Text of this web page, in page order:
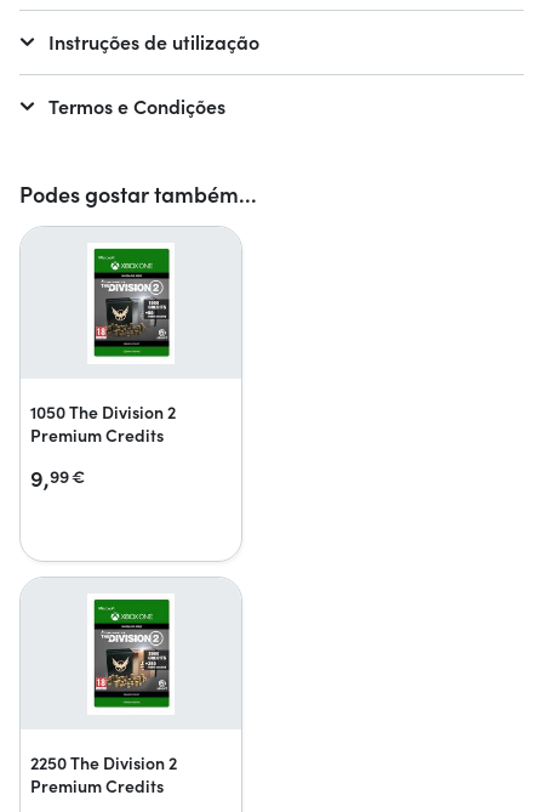
Podes gostar também...
1050 The Division 2
Premium Credits
9,99€
2250 The Division 2
Premium Credits
Instruções de utilização
Termos e Condições